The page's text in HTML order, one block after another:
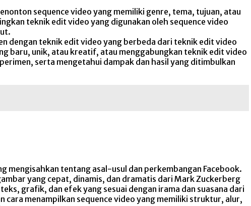
sequence video yang memiliki genre, tema, tujuan, atau
teknik edit video yang digunakan oleh sequence video
dengan teknik edit video yang berbeda dari teknik edit video
baru, unik, atau kreatif, atau menggabungkan teknik edit video
serta mengetahui dampak dan hasil yang ditimbulkan
mengisahkan tentang asal-usul dan perkembangan Facebook.
yang cepat, dinamis, dan dramatis dari Mark Zuckerberg
grafik, dan efek yang sesuai dengan irama dan suasana dari
cara menampilkan sequence video yang memiliki struktur, alur,